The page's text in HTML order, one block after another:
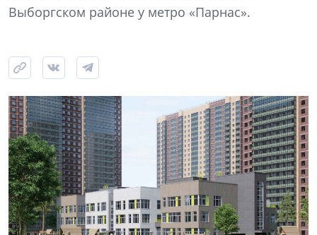
Выборгском районе у метро «Парнас».